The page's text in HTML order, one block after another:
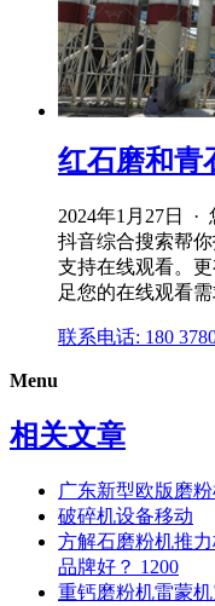
红石磨和青
2024年1月27日 ·
抖音综合搜索帮
支持在线观看。
足您的在线观看需
联系电话: 180
Menu
相关文章
广东新型欧版磨
破碎机设备移动
方解石磨粉机推
品牌好？ 1200
重钙磨粉机雷蒙